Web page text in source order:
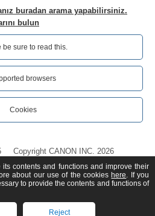
buradan arama yapabilirsiniz.
bulun
be sure to read this.‎
browsers
Cookies
Copyright CANON INC. 2026
contents and functions and improve their
about our use of the cookies here. If you
to provide the contents and functions of
Reject